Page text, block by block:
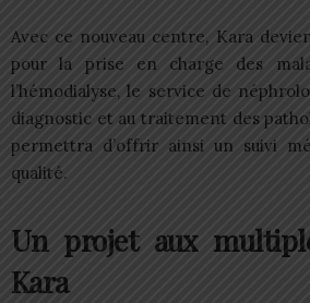
Avec ce nouveau centre, Kara
pour la prise en charge des
l’hémodialyse, le service de
diagnostic et au traitement des
permettra d’offrir ainsi un suivi
qualité.
Un projet aux
Kara